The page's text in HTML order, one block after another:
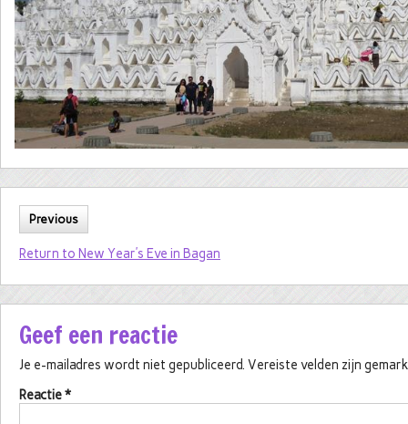
Previous
Return to New Year’s Eve in Bagan
Geef een reactie
Je e-mailadres wordt niet gepubliceerd. Vereiste velden zijn
Reactie*